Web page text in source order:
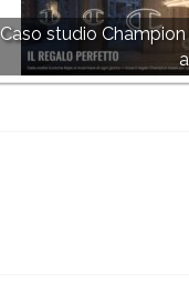
Caso studio Champion